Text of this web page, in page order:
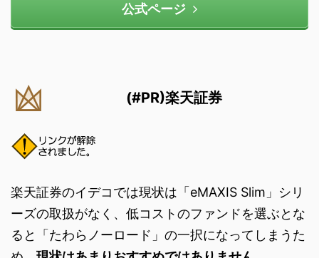
公式ページ
(#PR)楽天証券
楽天証券のイデコでは現状は「eMAXIS Slim」シリ
ーズの取扱がなく、低コストのファンドを選ぶとな
ると「たわらノーロード」の一択になってしまうた